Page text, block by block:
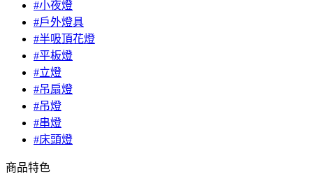
#小夜燈
#戶外燈具
#半吸頂花燈
#平板燈
#立燈
#吊扇燈
#吊燈
#串燈
#床頭燈
商品特色